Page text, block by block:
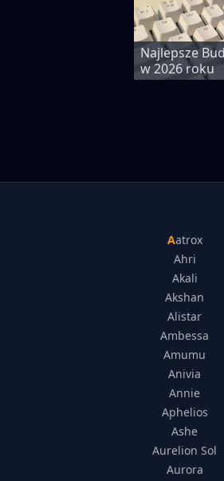
Najlepsze
w 2026 roku
Aatrox
Ahri
Akali
Akshan
Alistar
Ambessa
Amumu
Anivia
Annie
Aphelios
Ashe
Aurelion Sol
Aurora